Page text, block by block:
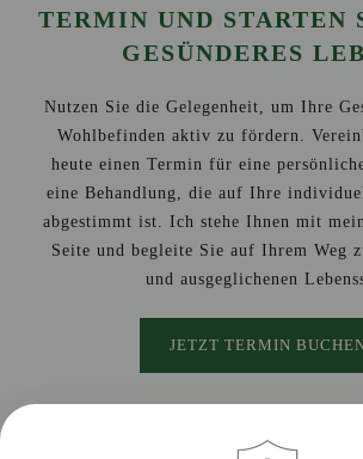
TERMIN UND STARTEN
GESÜNDERES
Nutzen Sie die Gelegenheit, um Ihre
Wohlbefinden aktiv zu fördern.
heute einen Termin für eine
eine Behandlung, die auf Ihre
abgestimmt ist. Ich stehe Ihnen mit
Seite und begleite Sie auf Ihrem Weg
und ausgeglichenen
JETZT TERMIN